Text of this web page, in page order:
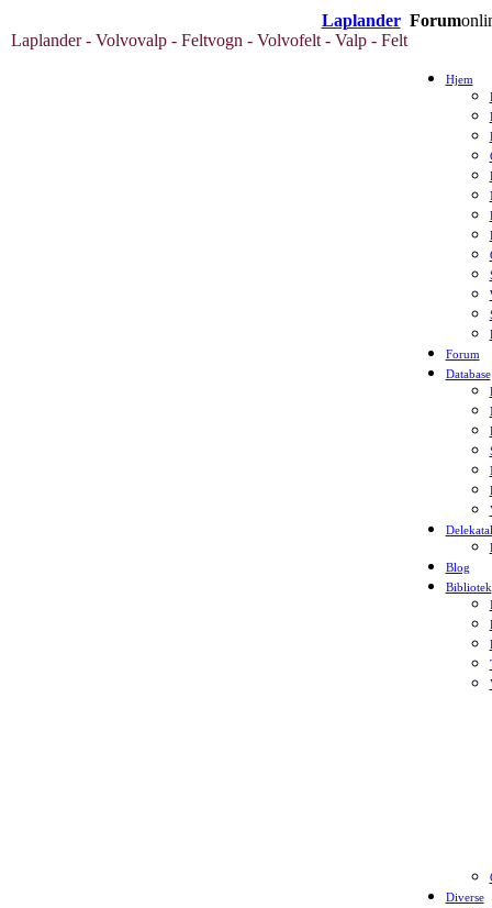
Laplander Forum
Laplander - Volvovalp - Feltvogn - Volvofelt - Valp - Felt
Hjem
Forum
Database
Blog
Bibliotek
Diverse